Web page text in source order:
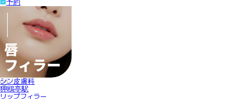
予約
シン皮膚科
狎鴎亭駅
リップフィラー